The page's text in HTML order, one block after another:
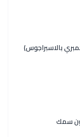
بالاسبراجوس)
سمك